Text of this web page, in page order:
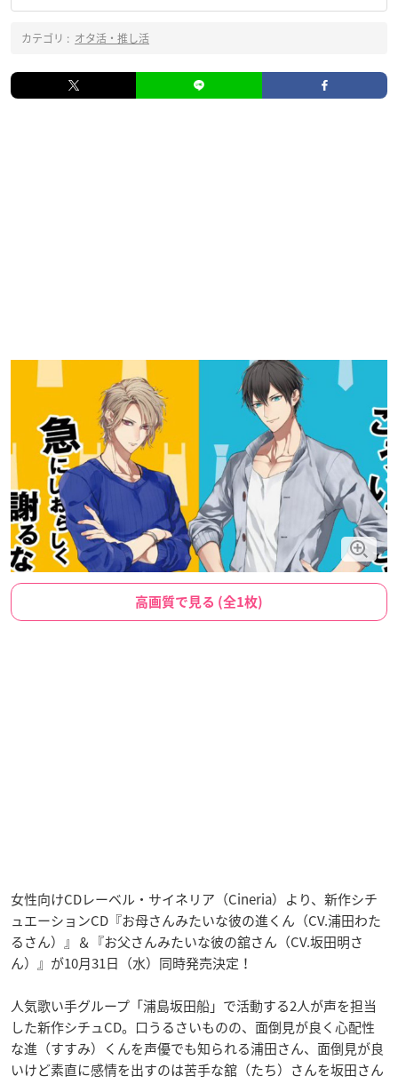
カテゴリ : オタ活・推し活
高画質で見る (全1枚)
女性向けCDレーベル・サイネリア（Cineria）より、新作シチ
ュエーションCD『お母さんみたいな彼の進くん（CV.浦田わた
るさん）』＆『お父さんみたいな彼の舘さん（CV.坂田明さ
ん）』が10月31日（水）同時発売決定！
人気歌い手グループ「浦島坂田船」で活動する2人が声を担当
した新作シチュCD。口うるさいものの、面倒見が良く心配性
な進（すすみ）くんを声優でも知られる浦田さん、面倒見が良
いけど素直に感情を出すのは苦手な舘（たち）さんを坂田さん